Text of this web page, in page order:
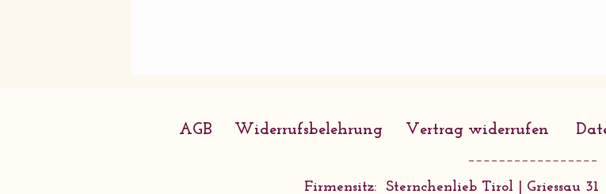
AGB Widerrufsbelehrung Vertrag widerrufen
Firmensitz: Sternchenlieb Tirol | Griessau